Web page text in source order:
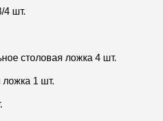
4 шт.
столовая ложка 4 шт.
ложка 1 шт.